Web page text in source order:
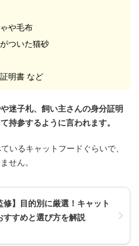
や毛布
ついた猫砂
明書 など
迷子札、飼い主さんの身分証明
持参するように言われます。
いるキャットフードぐらいで、
せん。
修】目的別に厳選！キャット
すすめと選び方を解説